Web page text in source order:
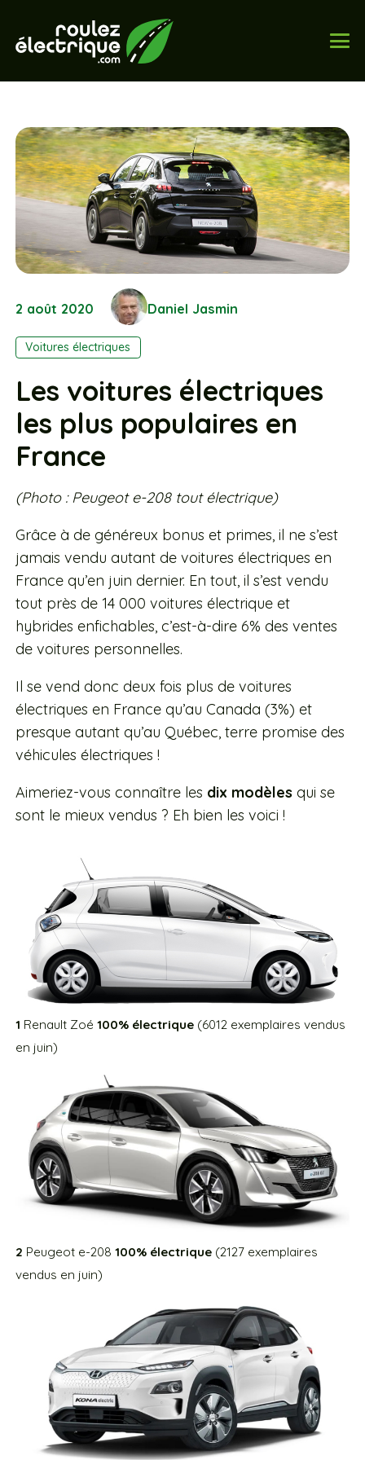
2 août 2020 Daniel Jasmin
Voitures électriques
Les voitures électriques
les plus populaires en
France
(Photo : Peugeot e-208 tout électrique)
Grâce à de généreux bonus et primes, il ne s’est
jamais vendu autant de voitures électriques en
France qu’en juin dernier. En tout, il s’est vendu
tout près de 14 000 voitures électrique et
hybrides enfichables, c’est-à-dire 6% des ventes
de voitures personnelles.
Il se vend donc deux fois plus de voitures
électriques en France qu’au Canada (3%) et
presque autant qu’au Québec, terre promise des
véhicules électriques !
Aimeriez-vous connaître les dix modèlesqui se
sont le mieux vendus ? Eh bien les voici !
1 Renault Zoé 100% électrique (6012 exemplaires vendus
en juin)
2 Peugeot e-208 100% électrique (2127 exemplaires
vendus en juin)